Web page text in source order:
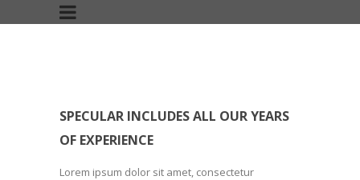
SPECULAR INCLUDES ALL OUR YEARS
OF EXPERIENCE
Lorem ipsum dolor sit amet, consectetur